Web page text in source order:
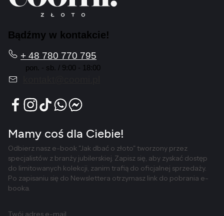
Bądźmy w kontakcie!
+ 48 780 770 795
pon. - sb. / 9:00 - 18:00
Mamy coś dla Ciebie!
Odbierz nasz e-book "Jak dbać o złoto" tworzony przez
specjalistów z branży jubilerskiej. Zapisz się, aby zyskać dostęp
do limitowanych kolekcji, zanim trafią do oficjalnej sprzedaży.
Po zapisaniu się do Newslettera otrzymasz link do pobrania e-
booka.
Twój adres e-mail